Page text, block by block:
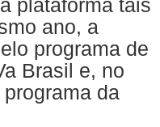
plataforma tais
ano, a
programa de
Brasil e, no
da